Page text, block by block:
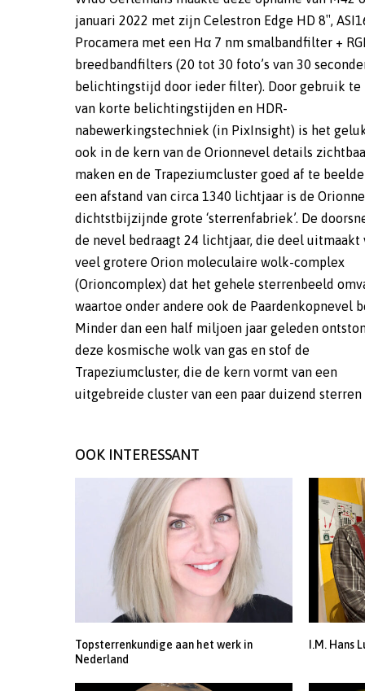
januari 2022 met zijn Celestron Edge HD 8″,
Procamera met een Hα 7 nm smalbandfilter +
breedbandfilters (20 tot 30 foto’s van 30
belichtingstijd door ieder filter). Door gebruik te
van korte belichtingstijden en HDR-
nabewerkingstechniek (in PixInsight) is het
ook in de kern van de Orionnevel details
maken en de Trapeziumcluster goed af te
een afstand van circa 1340 lichtjaar is de
dichtstbijzijnde grote ‘sterrenfabriek’. De
de nevel bedraagt 24 lichtjaar, die deel uitmaakt
veel grotere Orion moleculaire wolk-complex
(Orioncomplex) dat het gehele sterrenbeeld
waartoe onder andere ook de Paardenkopnevel
Minder dan een half miljoen jaar geleden
deze kosmische wolk van gas en stof de
Trapeziumcluster, die de kern vormt van een
uitgebreide cluster van een paar duizend sterren
het omringende stof, zodat de sterren nu
zichtbaar zijn. Daardoor vormt het grijze gebied
het Trapezium een komvormige uitholling in
Orioncomplex waar we van bovenaf inkijken
deels afgedekt wordt door de donkere uitstekende
stofwolk links. De onderste scherpe begrenzing
gebied staat bekend als de Orion Bar en is in feite
steil aflopende rand van de ‘kom’, bestaande uit
dicht gas en stof. Langzaam maar zeker lost
steeds verder op door de vernietigende
ultraviolette straling van het Trapezium. De
in het Orioncomplex gaat nog steeds door en
uiteindelijk zal het gehele complex oplossen
intense, energierijke straling en
pasgevormde zware sterren, en uiteindelijk
supernova-explosies. Geniet daarom van de Orionnevel
zolang het nog kan (Image Credit: Wido Oerlemans
OOK INTERESSANT
Topsterrenkundige aan het werk in
Nederland
I.M. Hans